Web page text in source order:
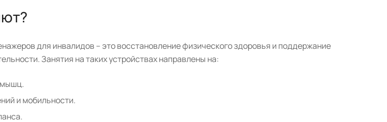
для инвалидов – это восстановление физического здоровья и поддержание
Занятия на таких устройствах направлены на:
мышц.
и мобильности.